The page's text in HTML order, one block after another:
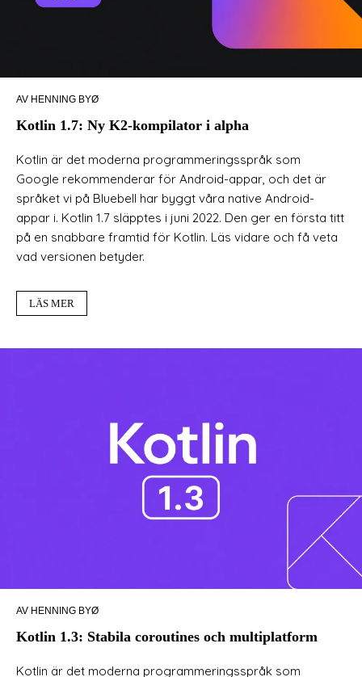
AV HENNING BYØ
Kotlin 1.7: Ny K2-kompilator i alpha
Kotlin är det moderna programmeringsspråk som
Google rekommenderar för Android-appar, och det är
språket vi på Bluebell har byggt våra native Android-
appar i. Kotlin 1.7 släpptes i juni 2022. Den ger en första titt
på en snabbare framtid för Kotlin. Läs vidare och få veta
vad versionen betyder.
LÄS MER
AV HENNING BYØ
Kotlin 1.3: Stabila coroutines och multiplatform
Kotlin är det moderna programmeringsspråk som